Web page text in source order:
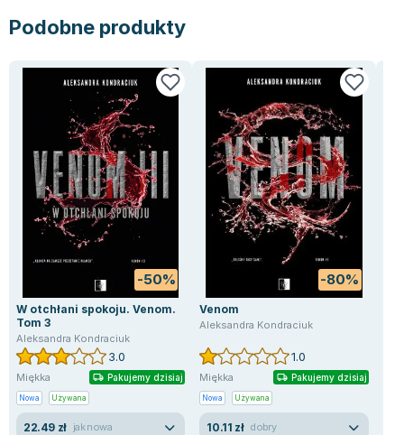
Ajahn Brahm
Jacek Walkiewicz
Podobne produkty
-50%
W otchłani spokoju. Venom.
Tom 3
Aleksandra Kondraciuk
3.0
Miękka Pakujemy dzisiaj
Nowa Używana
22.49 zł jak nowa
-80%
Venom
Aleksandra Kondraciuk
1.0
Miękka Pakujemy dzisiaj
Nowa Używana
10.11 zł dobry